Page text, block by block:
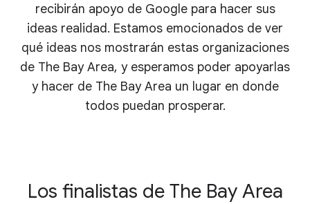
recibirán apoyo de Google para hacer sus
ideas realidad. Estamos emocionados de ver
qué ideas nos mostrarán estas organizaciones
de The Bay Area, y esperamos poder apoyarlas
y hacer de The Bay Area un lugar en donde
todos puedan prosperar.
Los finalistas de The Bay Area